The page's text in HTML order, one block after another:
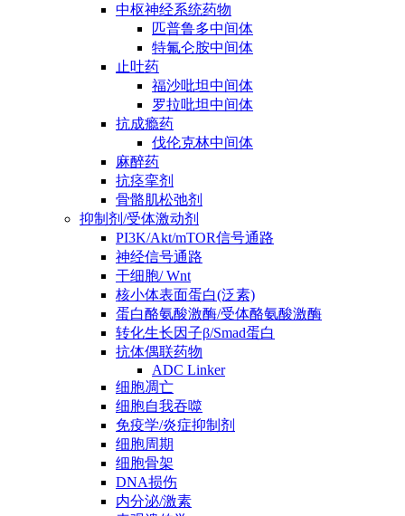
中枢神经系统药物
匹普鲁多中间体
特氟仑胺中间体
止吐药
福沙吡坦中间体
罗拉吡坦中间体
抗成瘾药
伐伦克林中间体
麻醉药
抗痉挛剂
骨骼肌松弛剂
抑制剂/受体激动剂
PI3K/Akt/mTOR信号通路
神经信号通路
干细胞/ Wnt
核小体表面蛋白(泛素)
蛋白酪氨酸激酶/受体酪氨酸激酶
转化生长因子β/Smad蛋白
抗体偶联药物
ADC Linker
细胞凋亡
细胞自我吞噬
免疫学/炎症抑制剂
细胞周期
细胞骨架
DNA损伤
内分泌/激素